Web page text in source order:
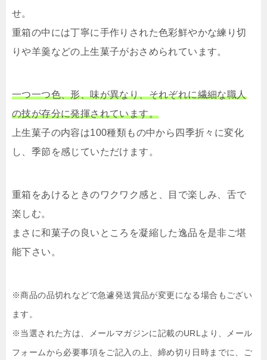
せ。
重箱の中には丁寧に手作りされた色彩鮮やかな練り切
りや羊羹などの上生菓子がおさめられています。
一つ一つ色、形、味が異なり、それぞれに繊細な職人
の技が存分に発揮されています。
上生菓子の内容は100種類もの中から四季折々に変化
し、季節を感じていただけます。
重箱をあけるときのワクワク感と、目で楽しみ、舌で
楽しむ。
まさに和菓子の良いところを凝縮した逸品を是非ご堪
能下さい。
※商品の品切れなどで急遽発送賞品が変更になる場合もござい
ます。
※当選された方は、メールマガジンに記載のURLより、メール
フォームから必要事項をご記入の上、締め切り日時までに、ご